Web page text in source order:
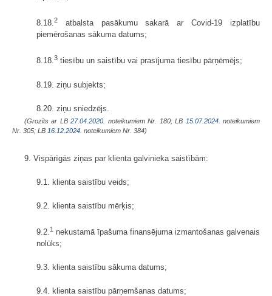
8.18.2
atbalsta pasākumu sakarā ar Covid-19 izplatību
piemērošanas sākuma datums;
8.18.3 tiesību un saistību vai prasījuma tiesību pārņēmējs;
8.19. ziņu subjekts;
8.20. ziņu sniedzējs.
(Grozīts ar LB27.04.2020. noteikumiem Nr. 180; LB 15.07.2024. noteikumiem
Nr. 305; LB 16.12.2024. noteikumiem Nr. 384)
9. Vispārīgās ziņas par klienta galvinieka saistībām:
9.1. klienta saistību veids;
9.2. klienta saistību mērķis;
9.2. 1 nekustamā īpašuma finansējuma izmantošanas galvenais
nolūks;
9.3. klienta saistību sākuma datums;
9.4. klienta saistību pārņemšanas datums;